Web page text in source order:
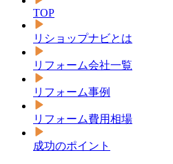
TOP
リショップナビとは
リフォーム会社一覧
リフォーム事例
リフォーム費用相場
成功のポイント